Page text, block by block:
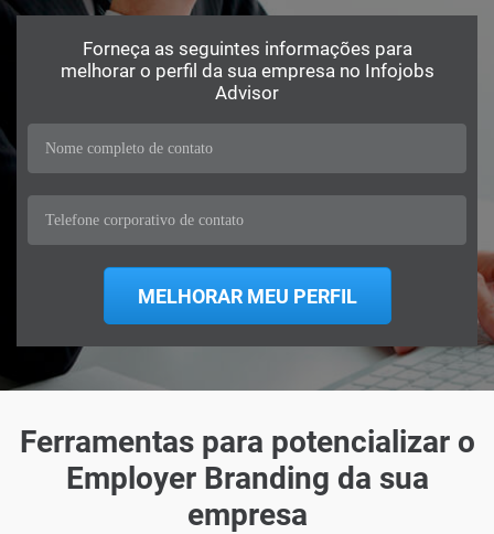
Forneça as seguintes informações para
melhorar o perfil da sua empresa no Infojobs
Advisor
Ferramentas para potencializar o
Employer Branding da sua
empresa